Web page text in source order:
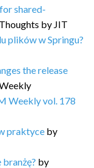
shared-
by JIT
plików w Springu?
the release
Weekly vol. 178
praktyce by
branżę? by